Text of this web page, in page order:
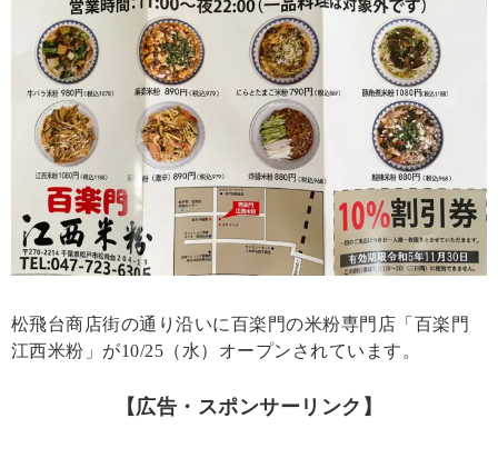
松飛台商店街の通り沿いに百楽門の米粉専門店「百楽門
江西米粉」が10/25（水）オープンされています。
【広告・スポンサーリンク】